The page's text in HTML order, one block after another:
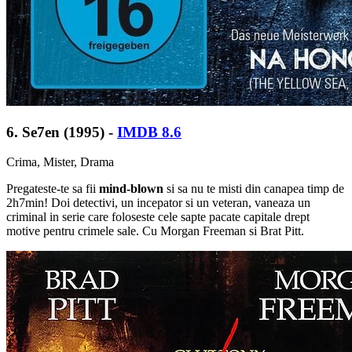
6. Se7en (1995) - IMDB 8.6
Crima, Mister, Drama
Pregateste-te sa fii mind-blown si sa nu te misti din canapea timp de
2h7min! Doi detectivi, un incepator si un veteran, vaneaza un
criminal in serie care foloseste cele sapte pacate capitale drept
motive pentru crimele sale. Cu Morgan Freeman si Brat Pitt.